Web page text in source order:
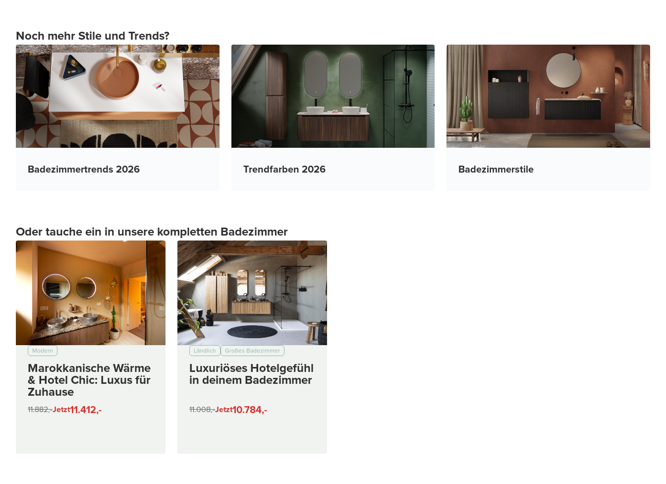
Noch mehr Stile und Trends?
Badezimmertrends 2026 Trendfarben 2026 Badezimmerstile
Oder tauche ein in unsere kompletten Badezimmer
Modern
Marokkanische Wärme
& Hotel Chic: Luxus für
Zuhause
11.882,-Jetzt11.412,-
Ländlich Großes Badezimmer
Luxuriöses Hotelgefühl
in deinem Badezimmer
11.008,-Jetzt10.784,-